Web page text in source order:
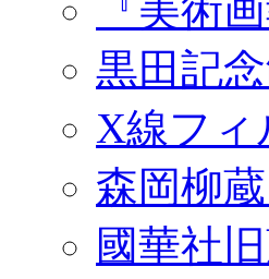
『美術
黒田記
X線フィ
森岡柳
國華社